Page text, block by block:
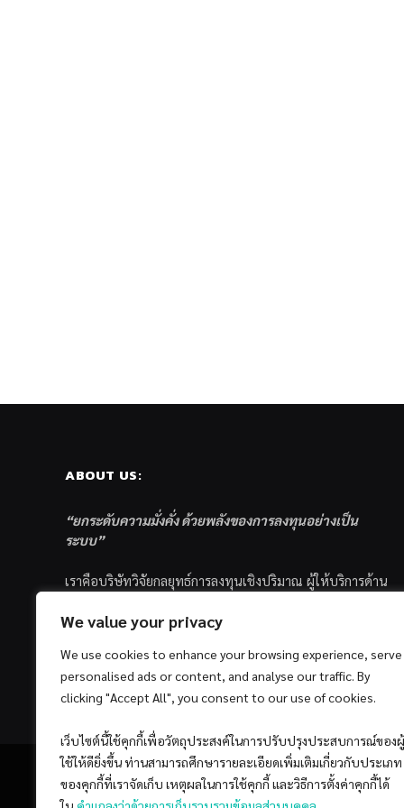
We value your privacy
We use cookies to enhance your browsing experience, serve
personalised ads or content, and analyse our traffic. By
clicking "Accept All", you consent to our use of cookies.
เว็บไซต์นี้ใช้คุกกี้เพื่อวัตถุประสงค์ในการปรับปรุงประสบการณ์ของผู้
ใช้ให้ดียิ่งขึ้น ท่านสามารถศึกษารายละเอียดเพิ่มเติมเกี่ยวกับประเภท
ของคุกกี้ที่เราจัดเก็บ เหตุผลในการใช้คุกกี้ และวิธีการตั้งค่าคุกกี้ได้
ABOUT US:
“ยกระดับความมั่งคั่ง ด้วยพลังของการลงทุนอย่างเป็น
ระบบ”
เราคือบริษัทวิจัยกลยุทธ์การลงทุนเชิงปริมาณ ผู้ให้บริการด้าน
ส่วนบุคคล ซึ่งมีเป้าหมายที่จะช่วยเหลือให้นักลงทุนไทย
ด้วยแนวคิดและกระบวนการลงทุนอย่างเป็นระบบแบบ
Quantitative & Systematic Investing